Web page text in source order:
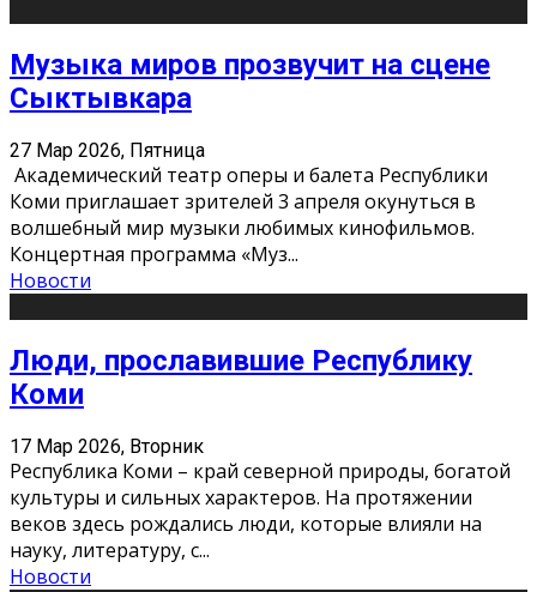
Музыка миров прозвучит на сцене
Сыктывкара
27 Мар 2026, Пятница
Академический театр оперы и балета Республики
Коми приглашает зрителей 3 апреля окунуться в
волшебный мир музыки любимых кинофильмов.
Концертная программа «Муз...
Новости
Люди, прославившие Республику
Коми
17 Мар 2026, Вторник
Республика Коми – край северной природы, богатой
культуры и сильных характеров. На протяжении
веков здесь рождались люди, которые влияли на
науку, литературу, с...
Новости